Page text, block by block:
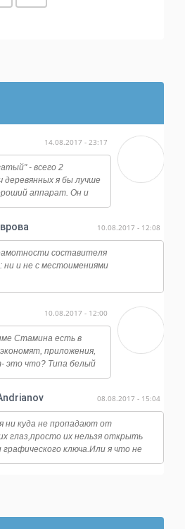
14.08.2017 - 23:17
- всего 2
я бы лучше
аппарат. Он и
и камера у него
сяоми и мейзу по
дороже.
10.08.2017 - 12:08
составителя
ни и не с местоимениями
10.08.2017 - 12:00
Стамина есть в
приложения,
это что? Типа белый
08.08.2017 - 15:04
ни куда не пропадают от
глаз,просто их нельзя открыть
ключа.Или я что не
меня стоит замок на банковских